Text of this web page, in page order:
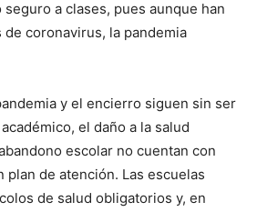
a clases, pues aunque han
coronavirus, la pandemia
y el encierro siguen sin ser
el daño a la salud
escolar no cuentan con
plan de atención. Las escuelas
de salud obligatorios y, en